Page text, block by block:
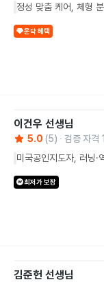
정성 맞춤 케어, 체형
운닥 혜택
이건우 선생님
5.0 (5) 검증 자격
미국공인지도자, 러닝·
최저가 보장
김준헌 선생님